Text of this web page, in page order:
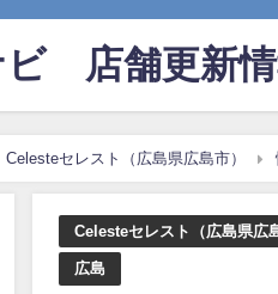
ビ®店舗更新
Celesteセレスト（広島県広島市）
Celesteセレスト（広島県広
広島